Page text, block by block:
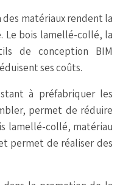
matériaux rendent la
Le bois lamellé-collé, la
de conception BIM
ses coûts.
à préfabriquer les
permet de réduire
lamellé-collé, matériau
permet de réaliser des